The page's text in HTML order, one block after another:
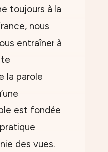
toujours à la
nous
entraîner à
la parole
est fondée
des vues,